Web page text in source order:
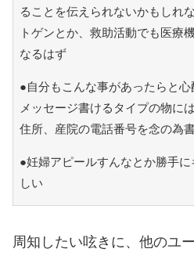
ることを伝えられないかもしれ
トゲンとか、救助活動でも医療
なるはず
●自分もこんな事があったらと
メッセージ書けるタイプの物に
住所、産院の電話番号を念の為
●妊婦アピールすんなとか勝手
しい
周知したい呟きに、他のユ